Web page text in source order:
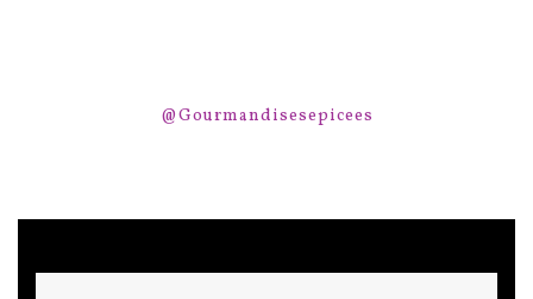
@Gourmandisesepicees